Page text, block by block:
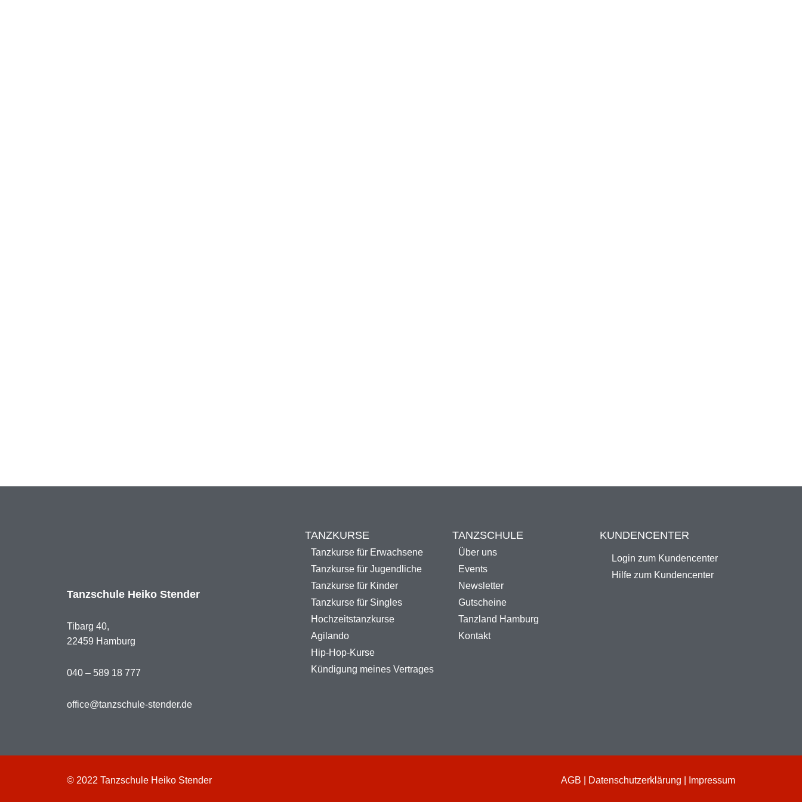
Tanzschule Heiko Stender
Tibarg 40,
22459 Hamburg
040 – 589 18 777
office@tanzschule-stender.de
TANZKURSE
Tanzkurse für Erwachsene
Tanzkurse für Jugendliche
Tanzkurse für Kinder
Tanzkurse für Singles
Hochzeitstanzkurse
Agilando
Hip-Hop-Kurse
Kündigung meines Vertrages
TANZSCHULE
Über uns
Events
Newsletter
Gutscheine
Tanzland Hamburg
Kontakt
KUNDENCENTER
Login zum Kundencenter
Hilfe zum Kundencenter
© 2022 Tanzschule Heiko Stender AGB Datenschutzerklärung Impressum